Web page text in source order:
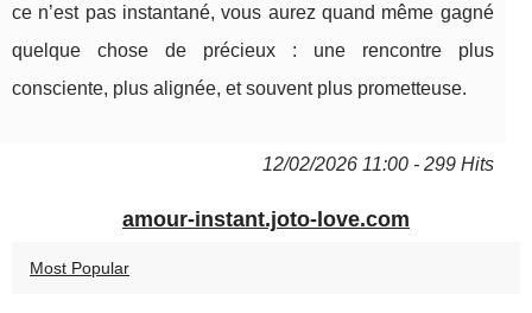
ce n’est pas instantané, vous aurez quand même gagné
quelque chose de précieux : une rencontre plus
consciente, plus alignée, et souvent plus prometteuse.
12/02/2026 11:00 - 299 Hits
amour-instant.joto-love.com
Most Popular